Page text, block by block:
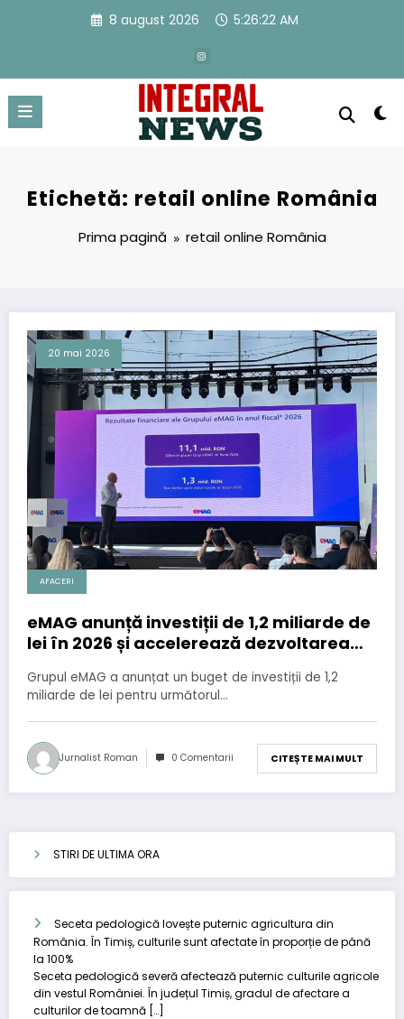
8 august 2026 5:26:22 AM
Etichetă: retail online România
Prima pagină retail online România
20 mai 2026
AFACERI
eMAG anunță investiții de 1,2 miliarde de
lei în 2026 și accelerează dezvoltarea
inteligență artificială
Grupul eMAG a anunțat un buget de investiții de 1,2
miliarde de lei pentru următorul…
Jurnalist Roman 0 Comentarii CITEȘTE MAI MULT
STIRI DE ULTIMA ORA
Seceta pedologică lovește puternic agricultura din
România. În Timiș, culturile sunt afectate în proporție de până
la 100%
Seceta pedologică severă afectează puternic culturile agricole
din vestul României. În județul Timiș, gradul de afectare a
culturilor de toamnă […]